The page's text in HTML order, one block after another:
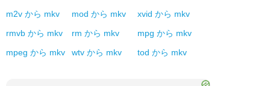
m2v から mkv mod から mkv xvid から mkv
rmvb から mkv rm から mkv mpg から mkv
mpeg から mkv wtv から mkv tod から mkv